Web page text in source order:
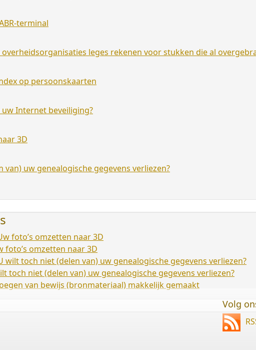
terminal
leges rekenen voor stukken die al
op persoonskaarten
Internet beveiliging?
3D
van) uw genealogische gegevens verliezen?
foto’s omzetten naar 3D
foto’s omzetten naar 3D
wilt toch niet (delen van) uw genealogische gegevens verliezen?
toch niet (delen van) uw genealogische gegevens verliezen?
van bewijs (bronmateriaal) makkelijk gemaakt
Volg